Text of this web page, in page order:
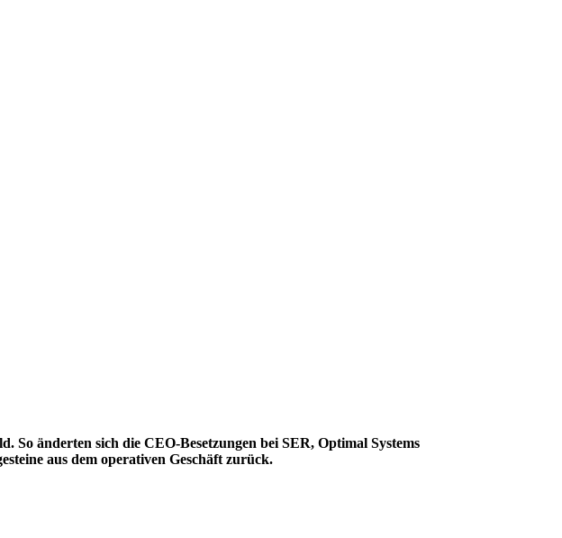
So änderten sich die CEO-Besetzungen bei SER, Optimal Systems
aus dem operativen Geschäft zurück.